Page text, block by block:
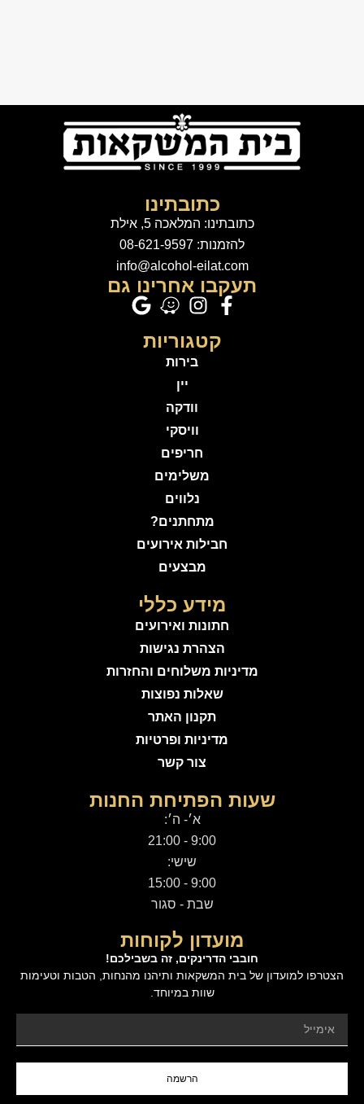
כתובתינו
כתובתינו: המלאכה 5, אילת
להזמנות: 08-621-9597
info@alcohol-eilat.com
תעקבו אחרינו גם
קטגוריות
בירות
יין
וודקה
וויסקי
חריפים
משלימים
נלווים
מתחתנים?
חבילות אירועים
מבצעים
מידע כללי
חתונות ואירועים
הצהרת נגישות
מדיניות משלוחים והחזרות
שאלות נפוצות
תקנון האתר
מדיניות ופרטיות
צור קשר
שעות הפתיחת החנות
א׳- ה׳:
9:00 - 21:00
שישי:
9:00 - 15:00
שבת - סגור
מועדון לקוחות
חובבי הדרינקים, זה בשבילכם!
הצטרפו למועדון של בית המשקאות ותיהנו מהנחות, הטבות וטעימות
שוות במיוחד.
הרשמה